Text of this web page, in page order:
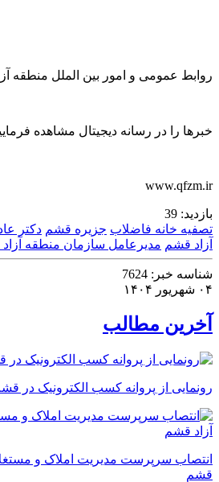
روابط عمومی و امور بین الملل منطقه
خبرها را در رسانه دیجیتال مشاهده
www.qfzm.ir
بازدید: 39
تصفیه خانه فاضلاب جزیره قشم دکتر
آزاد قشم مدیرعامل سازمان منطقه
شناسه خبر:
۰۴ شهریور ۱۴۰۴
آخرین مطالب
رونمایی از پروانه کسب الکترونیک در
انتصاب سرپرست مدیریت املاک و
قشم